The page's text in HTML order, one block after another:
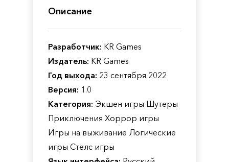
Описание
Разработчик: KR Games
Издатель: KR Games
Год выхода: 23 сентября 2022
Версия: 1.0
Категория: Экшен игры Шутеры
Приключения Хоррор игры
Игры на выживание Логические
игры Стелс игры